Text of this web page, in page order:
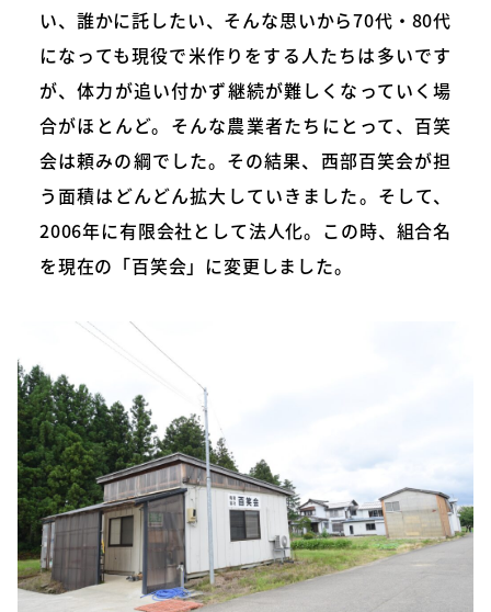
い、誰かに託したい、そんな思いから70代・80代
になっても現役で米作りをする人たちは多いです
が、体力が追い付かず継続が難しくなっていく場
合がほとんど。そんな農業者たちにとって、百笑
会は頼みの綱でした。その結果、西部百笑会が担
う面積はどんどん拡大していきました。そして、
2006年に有限会社として法人化。この時、組合名
を現在の「百笑会」に変更しました。